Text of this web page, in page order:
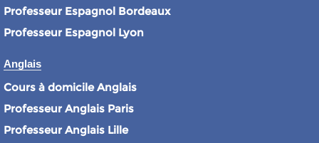
Professeur Espagnol Bordeaux
Professeur Espagnol Lyon
Anglais
Cours à domicile Anglais
Professeur Anglais Paris
Professeur Anglais Lille